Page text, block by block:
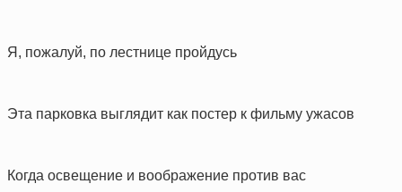
Я, пожалуй, по лестнице пройдусь
Эта парковка выглядит как постер к фильму ужасов
Когда освещение и воображение против вас